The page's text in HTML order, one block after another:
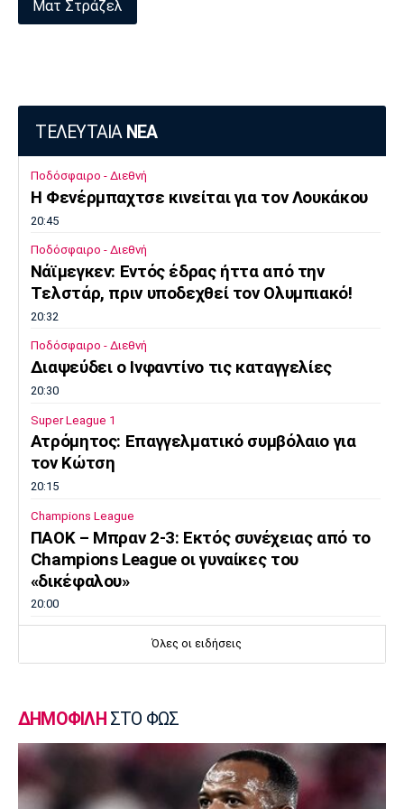
Ματ Στράζελ
ΤΕΛΕΥΤΑΙΑ ΝΕΑ
Ποδόσφαιρο - Διεθνή
Η Φενέρμπαχτσε κινείται για τον Λουκάκου
20:45
Ποδόσφαιρο - Διεθνή
Νάϊμεγκεν: Εντός έδρας ήττα από την
Tελστάρ, πριν υποδεχθεί τον Ολυμπιακό!
20:32
Ποδόσφαιρο - Διεθνή
Διαψεύδει ο Ινφαντίνο τις καταγγελίες
20:30
Super League 1
Ατρόμητος: Επαγγελματικό συμβόλαιο για
τον Κώτση
20:15
Champions League
ΠΑΟΚ – Μπραν 2-3: Εκτός συνέχειας από το
Champions League οι γυναίκες του
«δικέφαλου»
20:00
Λεβαδειακός: Και επίσημα δικός του ο
Ποδόσφαιρο - Διεθνή
«Χρυσή» συμφωνία Τραμπζονσπόρ με Σαλάχ
– Έσοδα 12 εκατ. ευρώ σε τρεις ημέρες
19:30
Όλες οι ειδήσεις
ΔΗΜΟΦΙΛΗ ΣΤΟ ΦΩΣ